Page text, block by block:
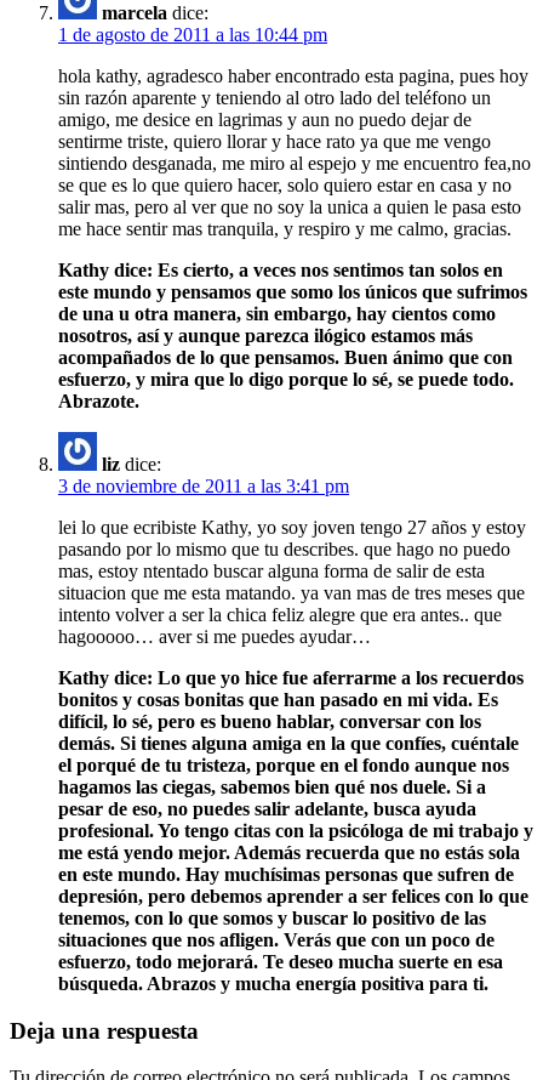
marcela dice:
1 de agosto de 2011 a las 10:44 pm
hola kathy, agradesco haber encontrado esta pagina, pues hoy
sin razón aparente y teniendo al otro lado del teléfono un
amigo, me desice en lagrimas y aun no puedo dejar de
sentirme triste, quiero llorar y hace rato ya que me vengo
sintiendo desganada, me miro al espejo y me encuentro fea,no
se que es lo que quiero hacer, solo quiero estar en casa y no
salir mas, pero al ver que no soy la unica a quien le pasa esto
me hace sentir mas tranquila, y respiro y me calmo, gracias.
Kathy dice: Es cierto, a veces nos sentimos tan solos en
este mundo y pensamos que somo los únicos que sufrimos
de una u otra manera, sin embargo, hay cientos como
nosotros, así y aunque parezca ilógico estamos más
acompañados de lo que pensamos. Buen ánimo que con
esfuerzo, y mira que lo digo porque lo sé, se puede todo.
Abrazote.
liz dice:
3 de noviembre de 2011 a las 3:41 pm
lei lo que ecribiste Kathy, yo soy joven tengo 27 años y estoy
pasando por lo mismo que tu describes. que hago no puedo
mas, estoy ntentado buscar alguna forma de salir de esta
situacion que me esta matando. ya van mas de tres meses que
intento volver a ser la chica feliz alegre que era antes.. que
hagooooo… aver si me puedes ayudar…
Kathy dice: Lo que yo hice fue aferrarme a los recuerdos
bonitos y cosas bonitas que han pasado en mi vida. Es
difícil, lo sé, pero es bueno hablar, conversar con los
demás. Si tienes alguna amiga en la que confíes, cuéntale
el porqué de tu tristeza, porque en el fondo aunque nos
hagamos las ciegas, sabemos bien qué nos duele. Si a
pesar de eso, no puedes salir adelante, busca ayuda
profesional. Yo tengo citas con la psicóloga de mi trabajo y
me está yendo mejor. Además recuerda que no estás sola
en este mundo. Hay muchísimas personas que sufren de
depresión, pero debemos aprender a ser felices con lo que
tenemos, con lo que somos y buscar lo positivo de las
situaciones que nos afligen. Verás que con un poco de
esfuerzo, todo mejorará. Te deseo mucha suerte en esa
búsqueda. Abrazos y mucha energía positiva para ti.
Deja una respuesta